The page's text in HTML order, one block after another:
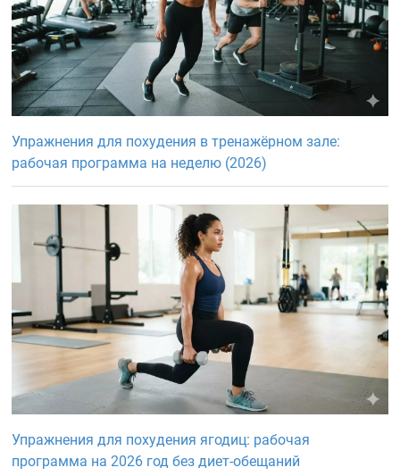
Упражнения для похудения в тренажёрном зале:
рабочая программа на неделю (2026)
Упражнения для похудения ягодиц: рабочая
программа на 2026 год без диет-обещаний